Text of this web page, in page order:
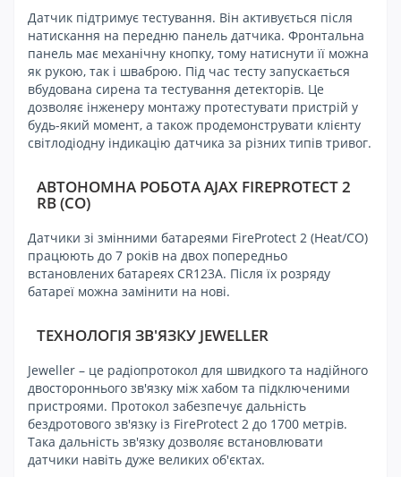
Датчик підтримує тестування. Він активується після
натискання на передню панель датчика. Фронтальна
панель має механічну кнопку, тому натиснути її можна
як рукою, так і шваброю. Під час тесту запускається
вбудована сирена та тестування детекторів. Це
дозволяє інженеру монтажу протестувати пристрій у
будь-який момент, а також продемонструвати клієнту
світлодіодну індикацію датчика за різних типів тривог.
АВТОНОМНА РОБОТА AJAX FIREPROTECT 2
RB (CO)
Датчики зі змінними батареями FireProtect 2 (Heat/CO)
працюють до 7 років на двох попередньо
встановлених батареях CR123A. Після їх розряду
батареї можна замінити на нові.
ТЕХНОЛОГІЯ ЗВ'ЯЗКУ JEWELLER
Jeweller – це радіопротокол для швидкого та надійного
двостороннього зв'язку між хабом та підключеними
пристроями. Протокол забезпечує дальність
бездротового зв'язку із FireProtect 2 до 1700 метрів.
Така дальність зв'язку дозволяє встановлювати
датчики навіть дуже великих об'єктах.